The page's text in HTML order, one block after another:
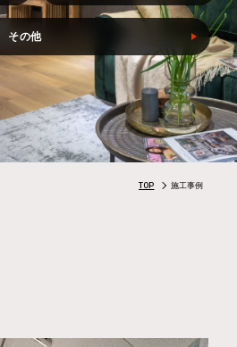
その他
TOP 施工事例